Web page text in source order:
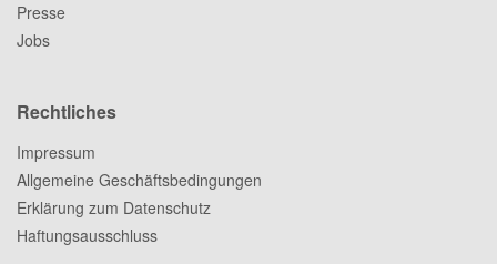
Presse
Jobs
Rechtliches
Impressum
Allgemeine Geschäftsbedingungen
Erklärung zum Datenschutz
Haftungsausschluss